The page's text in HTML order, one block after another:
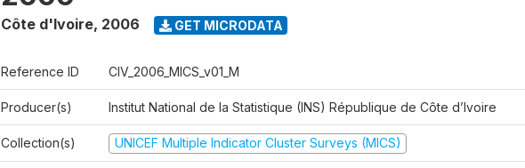
Côte d'Ivoire, 2006 GET MICRODATA
Reference ID CIV_2006_MICS_v01_M
Producer(s) Institut National de la Statistique (INS) République de Côte d’Ivoire
Collection(s) UNICEF Multiple Indicator Cluster Surveys (MICS)